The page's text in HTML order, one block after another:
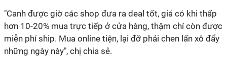
"Canh được giờ các shop đưa ra deal tốt, giá có khi thấp
hơn 10-20% mua trực tiếp ở cửa hàng, thậm chí còn được
miễn phí ship. Mua online tiện, lại đỡ phải chen lấn xô đẩy
những ngày này", chị chia sẻ.